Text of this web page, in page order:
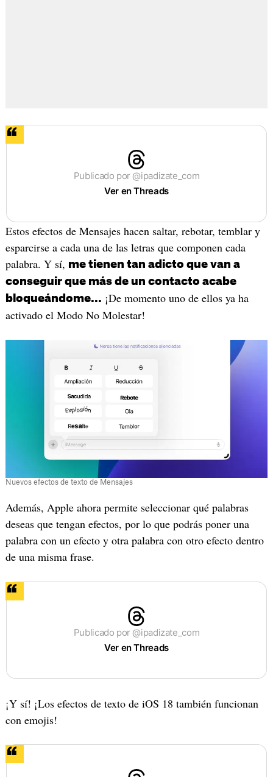
Publicado por @ipadizate_com
Ver en Threads
Estos efectos de Mensajes hacen saltar, rebotar, temblar y
esparcirse a cada una de las letras que componen cada
palabra. Y sí, me tienen tan adicto que van a
conseguir que más de un contacto acabe
bloqueándome... ¡De momento uno de ellos ya ha
activado el Modo No Molestar!
Nuevos efectos de texto de Mensajes
Además, Apple ahora permite seleccionar qué palabras
deseas que tengan efectos, por lo que podrás poner una
palabra con un efecto y otra palabra con otro efecto dentro
de una misma frase.
Publicado por @ipadizate_com
Ver en Threads
¡Y sí! ¡Los efectos de texto de iOS 18 también funcionan
con emojis!